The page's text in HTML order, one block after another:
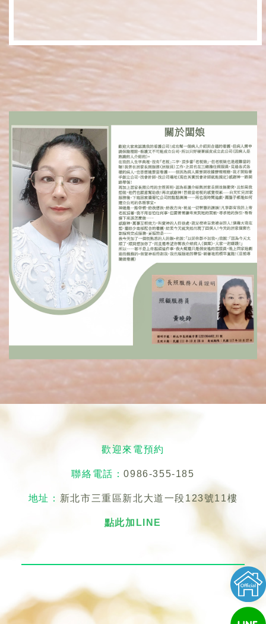
歡迎來電預約
聯絡電話：0986-355-185
地址： 新北市三重區新北大道一段123號11樓
點此加LINE